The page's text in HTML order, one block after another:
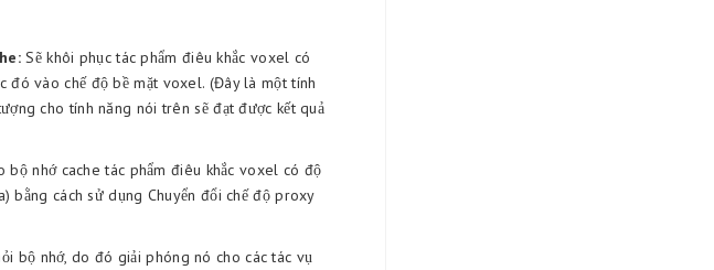
Sẽ khôi phục tác phẩm điêu khắc voxel có
vào chế độ bề mặt voxel. (Đây là một tính
cho tính năng nói trên sẽ đạt được kết quả
bộ nhớ cache tác phẩm điêu khắc voxel có độ
bằng cách sử dụng Chuyển đổi chế độ proxy
bộ nhớ, do đó giải phóng nó cho các tác vụ